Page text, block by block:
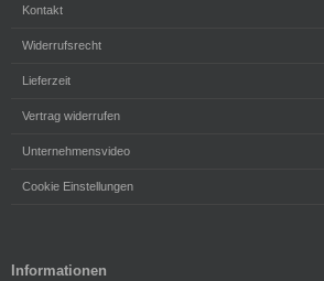
Kontakt
Widerrufsrecht
Lieferzeit
Vertrag widerrufen
Unternehmensvideo
Cookie Einstellungen
Informationen